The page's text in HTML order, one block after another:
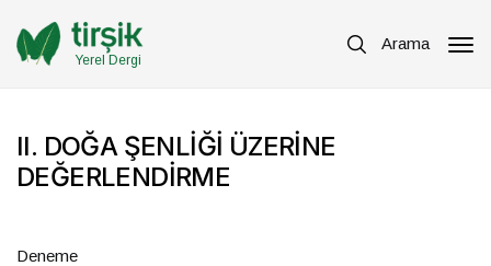
Yerel Dergi
Arama
II. DOĞA ŞENLİĞİ ÜZERİNE
DEĞERLENDİRME
Deneme